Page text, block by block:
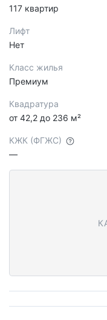
117 квартир
Лифт
Нет
Класс жилья
Премиум
Квадратура
от 42,2 до 236 м²
КЖК (ФГЖС)
—